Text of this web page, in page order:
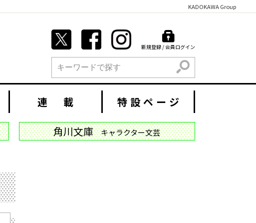
KADOKAWA Group
新規登録 / 会員ログイン
検索
連 載 特設ページ
角川文庫 キャラクター文芸